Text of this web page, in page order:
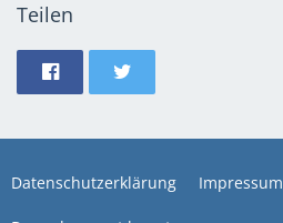
Teilen
Datenschutzerklärung Impressum